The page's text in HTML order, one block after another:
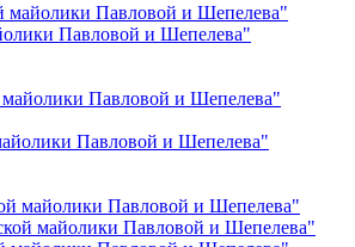
майолики Павловой и Шепелева"
Павловой и Шепелева"
Павловой и Шепелева"
Павловой и Шепелева"
майолики Павловой и Шепелева"
майолики Павловой и Шепелева"